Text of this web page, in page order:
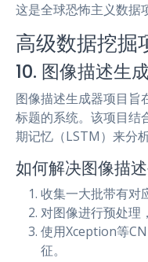
这是全球恐怖主义数据
高级数据挖掘
10. 图像描述生
图像描述生成器项目旨
标题的系统。该项目结
期记忆（LSTM）来分
如何解决图像描
收集一大批带有对
对图像进行预处理
使用Xception等
征。